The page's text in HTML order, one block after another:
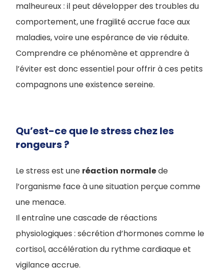
malheureux : il peut développer des troubles du
comportement, une fragilité accrue face aux
maladies, voire une espérance de vie réduite.
Comprendre ce phénomène et apprendre à
l’éviter est donc essentiel pour offrir à ces petits
compagnons une existence sereine.
Qu’est-ce que le stress chez les
rongeurs ?
Le stress est une réaction normalede
l’organisme face à une situation perçue comme
une menace.
Il entraîne une cascade de réactions
physiologiques : sécrétion d’hormones comme le
cortisol, accélération du rythme cardiaque et
vigilance accrue.